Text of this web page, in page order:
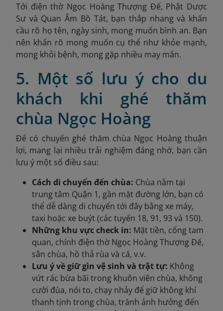
Tới điện thờ Ngọc Hoàng Thượng Đế, Phật Dược
Sư và Quan Âm Bồ Tát, bạn thắp nhang và khấn
cầu rõ họ tên, ngày sinh, mong muốn bình an. Bạn
nên khấn rõ mong muốn cụ thể như khỏe mạnh,
mong khỏi bệnh, mong gặp nhiều may mắn.
5. Một số lưu ý cho du
khách khi ghé thăm
chùa Ngọc Hoàng
Để có chuyến ghé thăm chùa Ngọc Hoàng thuận
lợi, mang lại nhiều trải nghiệm đáng nhớ, bạn cần
lưu ý một số điều sau:
Cách di chuyển đến chùa: Chùa nằm tại
trung tâm Quận 1, gần mặt đường lớn, bạn có
thể dễ dàng di chuyển tới đây bằng xe máy,
taxi hoặc xe buýt (các tuyến 18, 91, 93 và 150).
Những khu vực check in: Mặt tiền, cổng tam
quan, chính điện thờ Ngọc Hoàng Thượng Đế,
sân chùa, hồ thả rùa và cá, v.v.
Lưu ý về giữ gìn vệ sinh và trật tự: Không
vứt rác bừa bãi trong khuôn viên chùa, không
cười đùa, nói to, chạy nhảy để giữ không khí
thanh tịnh trong chùa, tránh ảnh hưởng đến